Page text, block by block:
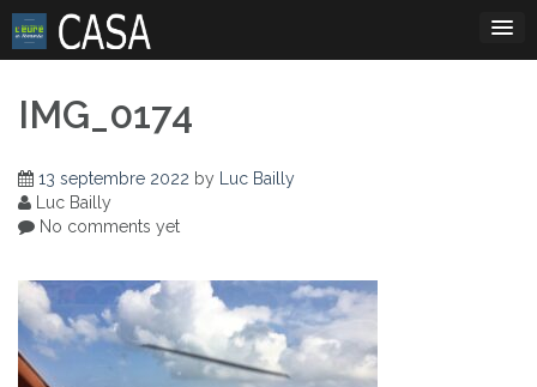
Skip
content
IMG_0174
13 septembre 2022 by Luc Bailly
Luc Bailly
No comments yet